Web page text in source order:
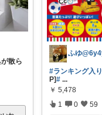
散ら
#ランキング入り
P]# ...
￥ 5,478
1 0 59